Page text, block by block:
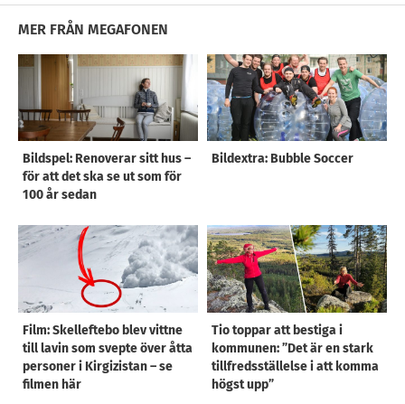
MER FRÅN MEGAFONEN
Bildspel: Renoverar sitt hus –
för att det ska se ut som för
100 år sedan
Bildextra: Bubble Soccer
Film: Skelleftebo blev vittne
till lavin som svepte över åtta
personer i Kirgizistan – se
filmen här
Tio toppar att bestiga i
kommunen: ”Det är en stark
tillfredsställelse i att komma
högst upp”